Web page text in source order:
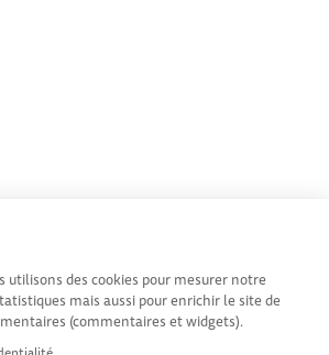
utilisons des cookies pour mesurer notre
mais aussi pour enrichir le site de
(commentaires et widgets).